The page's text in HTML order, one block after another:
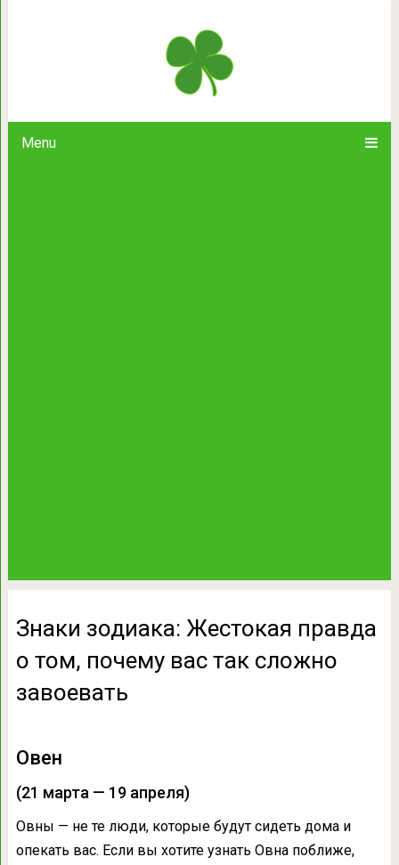
Menu
Знаки зодиака: Жестокая правда
Знаки зодиака: Жестокая правда
о том, почему вас так сложно
завоевать
Овен
(21 марта — 19 апреля)
Овны — не те люди, которые будут сидеть дома и
опекать вас. Если вы хотите узнать Овна поближе,